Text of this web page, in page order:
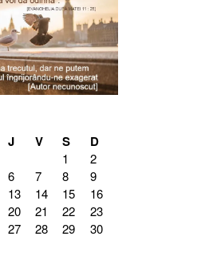
J V S D
1
2
6 7 8
9
13 14 15
16
20 21 22
23
27 28 29
30